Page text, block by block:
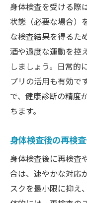
身体検査を受ける際
状態（必要な場合）
な検査結果を得るた
酒や過度な運動を控
しましょう。日常的
プリの活用も有効で
で、健康診断の精度
ちます。
身体検査後の再検
身体検査後に再検査
合は、速やかな対応
スクを最小限に抑え